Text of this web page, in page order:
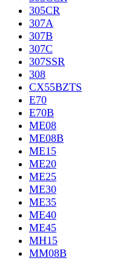
305CR
307A
307B
307C
307SSR
308
CX55BZTS
E70
E70B
ME08
ME08B
ME15
ME20
ME25
ME30
ME35
ME40
ME45
MH15
MM08B